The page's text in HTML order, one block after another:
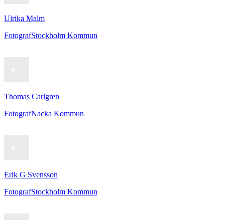
Ulrika Malm
FotografStockholm Kommun
Thomas Carlgren
FotografNacka Kommun
Erik G Svensson
FotografStockholm Kommun